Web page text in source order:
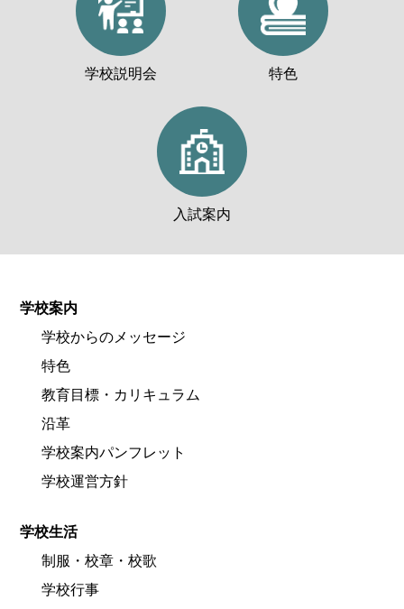
学校説明会 特色
入試案内
学校案内
学校からのメッセージ
特色
教育目標・カリキュラム
沿革
学校案内パンフレット
学校運営方針
学校生活
制服・校章・校歌
学校行事